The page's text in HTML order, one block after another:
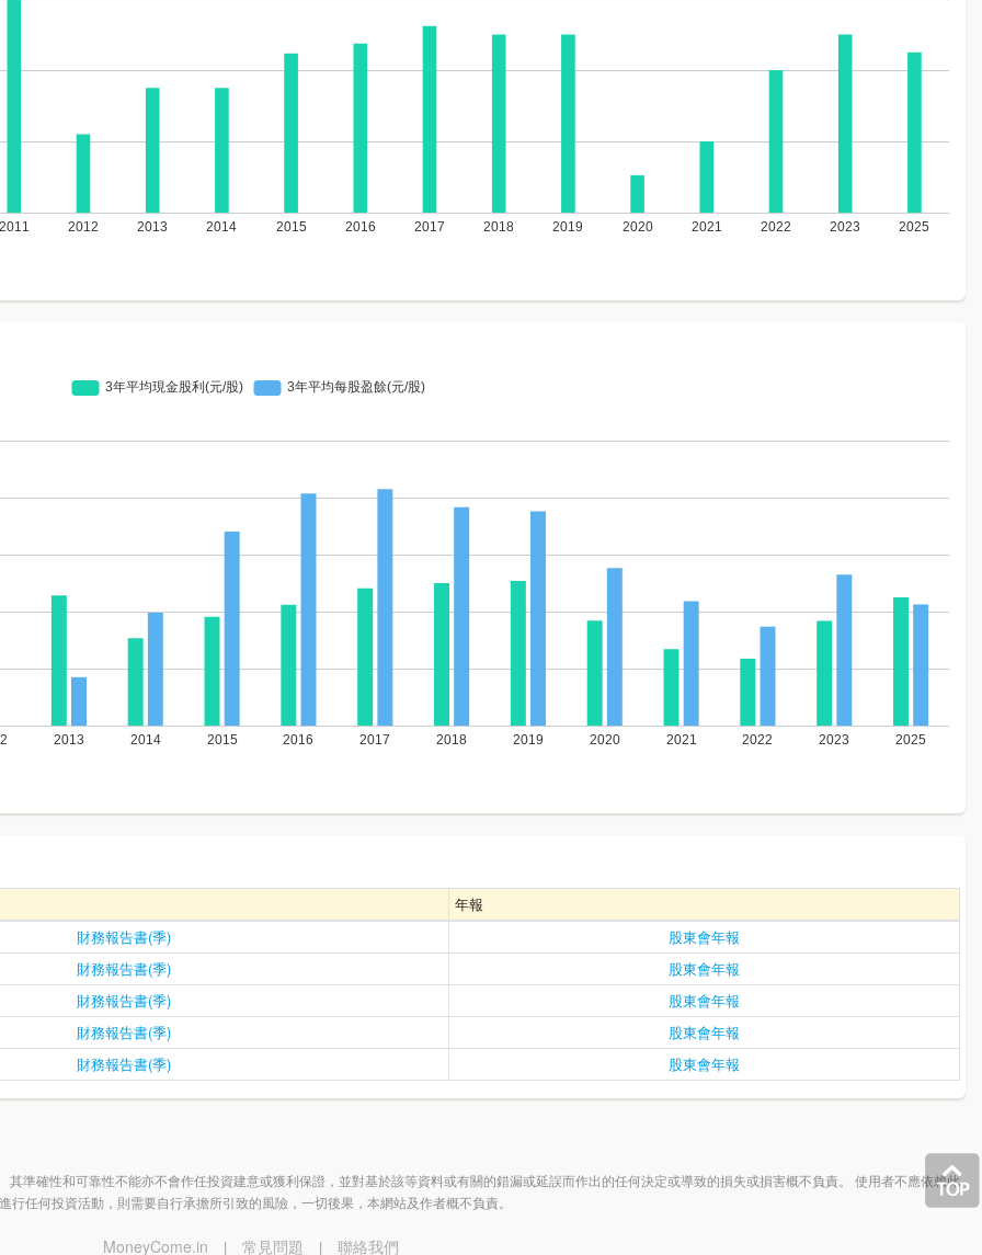
年報
財務報告書(季)
股東會年報
財務報告書(季)
股東會年報
財務報告書(季)
股東會年報
財務報告書(季)
股東會年報
財務報告書(季)
股東會年報
準確性和可靠性不能亦不會作任投資建意或獲利保證，並對基於該等資料或有關的錯漏或延誤而作出的任何決定或導致的損失或損害概不負責。 使用者不應依賴此
任何投資活動，則需要自行承擔所引致的風險，一切後果，本網站及作者概不負責。
MoneyCome.in | 常見問題 | 聯絡我們